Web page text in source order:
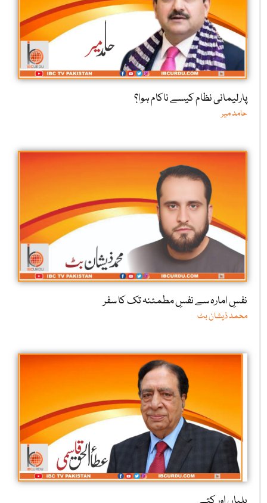
پارلیمانی نظام کیسے ناکام ہوا؟
حامد میر
نفسِ امارہ سے نفسِ مطمئنہ تک کا سفر
محمد ذیشان بٹ